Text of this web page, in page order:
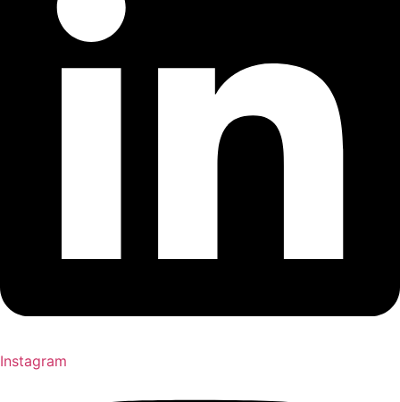
Instagram